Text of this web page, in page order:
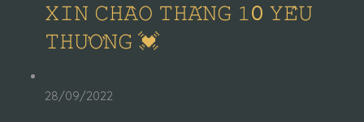
𝚇𝙸𝙽 𝙲𝙷𝙰̀𝙾 𝚃𝙷𝙰́𝙽𝙶 𝟷0 𝚈𝙴̂𝚄
𝚃𝙷𝚄̛𝙾̛𝙽𝙶 💓
28/09/2022